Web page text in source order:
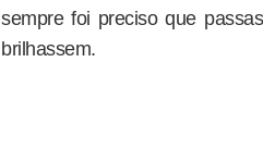
sempre foi preciso que
brilhassem.